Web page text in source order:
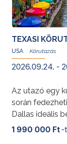
TEXASI
USA
2026.09.24. -
Az utazó egy
során
Dallas ideális
nagyvárosi
találkozik. Az
1 990 000 Ft -